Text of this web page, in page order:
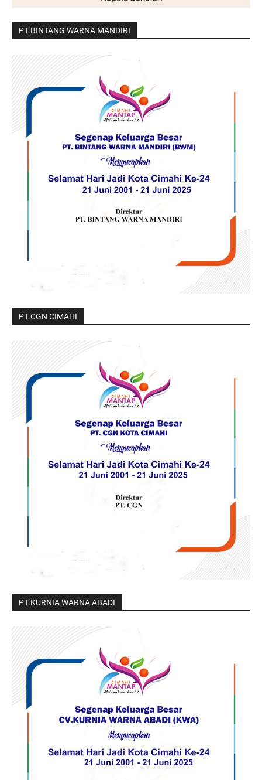
PT.BINTANG WARNA MANDIRI
PT.CGN CIMAHI
PT.KURNIA WARNA ABADI